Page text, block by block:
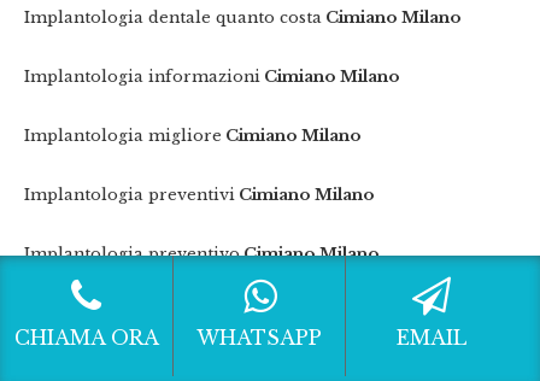
Implantologia dentale quanto costa Cimiano Milano
Implantologia informazioni Cimiano Milano
Implantologia migliore Cimiano Milano
Implantologia preventivi Cimiano Milano
Implantologia preventivoCimiano Milano
Implantologia prezzi Cimiano Milano
Implantologia prezzo Cimiano Milano
CHIAMA ORA WHATSAPP EMAIL